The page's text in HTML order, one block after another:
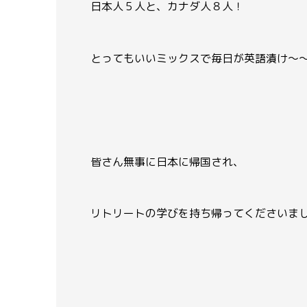
日本人５人と、カナダ人８人！
とってもいいミックスで毎日が英語漬け〜
皆さん無事に日本に帰国され、
リトリートの学びを持ち帰ってくださいま